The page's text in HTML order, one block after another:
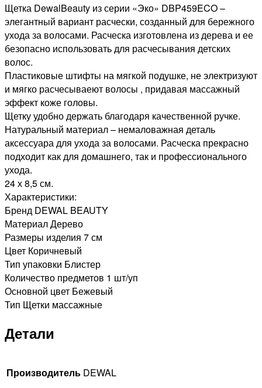
Щетка DewalBeauty из серии «Эко» DBP459ECO –
элегантный вариант расчески, созданный для бережного
ухода за волосами. Расческа изготовлена из дерева и ее
безопасно использовать для расчесывания детских
волос.
Пластиковые штифты на мягкой подушке, не электризуют
и мягко расчесываеют волосы , придавая массажный
эффект коже головы.
Щетку удобно держать благодаря качественной ручке.
Натуральный материал – немаловажная деталь
аксессуара для ухода за волосами. Расческа прекрасно
подходит как для домашнего, так и профессионального
ухода.
24 х 8,5 см.
Характеристики:
Бренд DEWAL BEAUTY
Материал Дерево
Размеры изделия 7 см
Цвет Коричневый
Тип упаковки Блистер
Количество предметов 1 шт/уп
Основной цвет Бежевый
Тип Щетки массажные
Детали
Производитель DEWAL